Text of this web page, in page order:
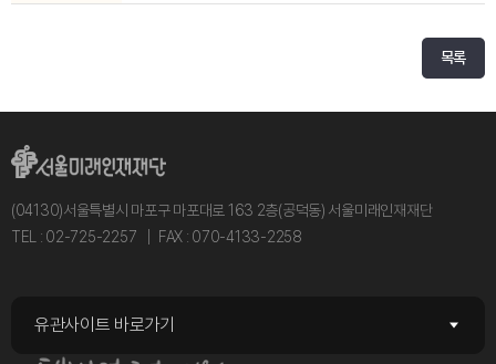
목록
유관사이트 바로가기
(04130)서울특별시 마포구 마포대로 163 2층(공덕동) 서울미래인재재단
TEL : 02-725-2257
FAX : 070-4133-2258